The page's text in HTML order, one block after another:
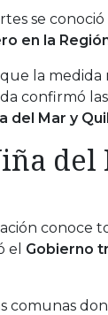
se
en la
la
confirmó
del Mar y
del
conoce
el Gobierno
comunas